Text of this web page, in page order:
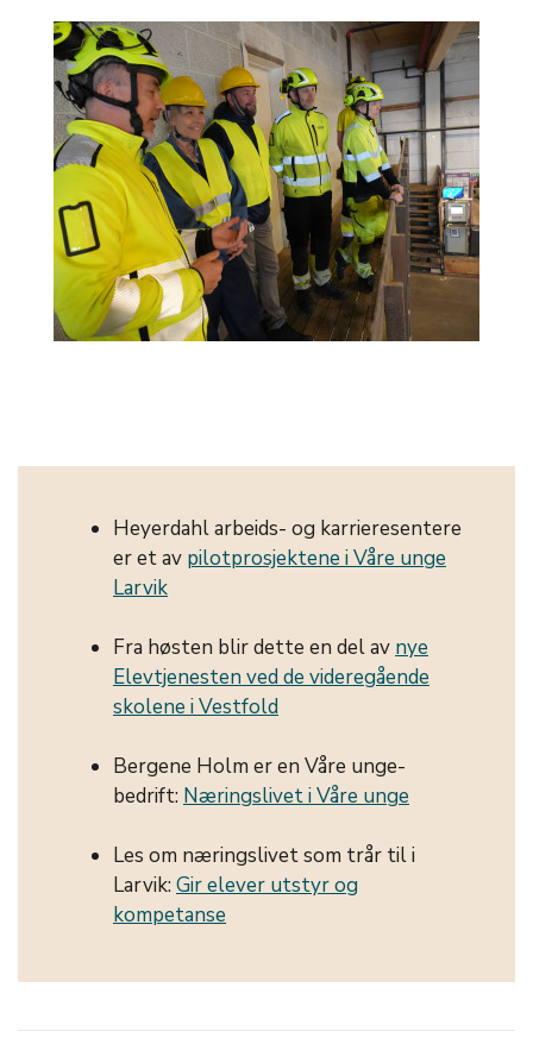
Heyerdahl arbeids- og karrieresentere
er et av pilotprosjektene i Våre unge
Larvik
Fra høsten blir dette en del av nye
Elevtjenesten ved de videregående
skolene i Vestfold
Bergene Holm er en Våre unge-
bedrift: Næringslivet i Våre unge
Les om næringslivet som trår til i
Larvik:Gir elever utstyr og
kompetanse